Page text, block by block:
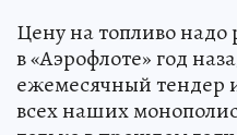
Цену на топливо надо
в «Аэрофлоте» год
ежемесячный тендер
всех наших